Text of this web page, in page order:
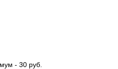
- 30 руб.